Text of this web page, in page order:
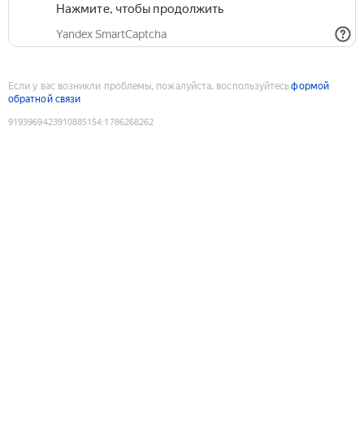
Нажмите, чтобы продолжить
Yandex SmartCaptcha
Если у вас возникли проблемы, пожалуйста, воспользуйтесьформой
обратной связи
9193969423910885154:1786268262